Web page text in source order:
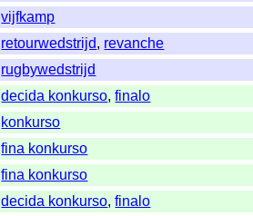
vijfkamp
retourwedstrijd, revanche
rugbywedstrijd
decida konkurso,finalo
konkurso
fina konkurso
fina konkurso
decida konkurso,finalo